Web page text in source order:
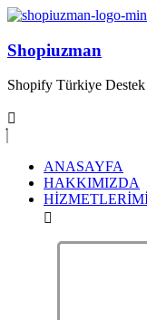
Shopiuzman
Shopify Türkiye Destek
ANASAYFA
HAKKIMIZDA